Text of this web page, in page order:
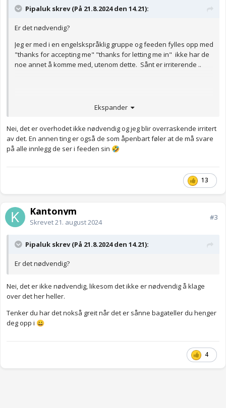
Pipaluk skrev (På 21.8.2024 den 14.21):
Er det nødvendig?
Jeg er med i en engelskspråklig gruppe og feeden fylles opp med
"thanks for accepting me" "thanks for letting me in" ikke har de
noe annet å komme med, utenom dette. Sånt er irriterende ..
Ekspander
Nei, det er overhodet ikke nødvendig og jeg blir overraskende irritert
av det. En annen ting er også de som åpenbart føler at de må svare
på alle innlegg de ser i feeden sin 🤣
13
Kantonym
Skrevet21. august 2024
#3
Pipaluk skrev (På 21.8.2024 den 14.21):
Er det nødvendig?
Nei, det er ikke nødvendig, likesom det ikke er nødvendig å klage
over det her heller.
Tenker du har det nokså greit når det er sånne bagateller du henger
deg opp i 😀
4